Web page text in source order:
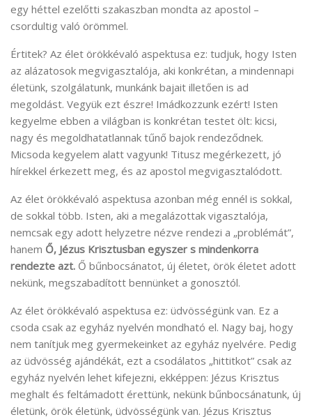
egy héttel ezelőtti szakaszban mondta az apostol –
csordultig való örömmel.
Értitek? Az élet örökkévaló aspektusa ez: tudjuk, hogy Isten
az alázatosok megvigasztalója, aki konkrétan, a mindennapi
életünk, szolgálatunk, munkánk bajait illetően is ad
megoldást. Vegyük ezt észre! Imádkozzunk ezért! Isten
kegyelme ebben a világban is konkrétan testet ölt: kicsi,
nagy és megoldhatatlannak tűnő bajok rendeződnek.
Micsoda kegyelem alatt vagyunk! Titusz megérkezett, jó
hírekkel érkezett meg, és az apostol megvigasztalódott.
Az élet örökkévaló aspektusa azonban még ennél is sokkal,
de sokkal több. Isten, aki a megalázottak vigasztalója,
nemcsak egy adott helyzetre nézve rendezi a „problémát”,
hanem Ő, Jézus Krisztusban egyszer s mindenkorra
rendezte azt. Ő bűnbocsánatot, új életet, örök életet adott
nekünk, megszabadított bennünket a gonosztól.
Az élet örökkévaló aspektusa ez: üdvösségünk van. Ez a
csoda csak az egyház nyelvén mondható el. Nagy baj, hogy
nem tanítjuk meg gyermekeinket az egyház nyelvére. Pedig
az üdvösség ajándékát, ezt a csodálatos „hittitkot” csak az
egyház nyelvén lehet kifejezni, ekképpen: Jézus Krisztus
meghalt és feltámadott érettünk, nekünk bűnbocsánatunk, új
életünk, örök életünk, üdvösségünk van. Jézus Krisztus